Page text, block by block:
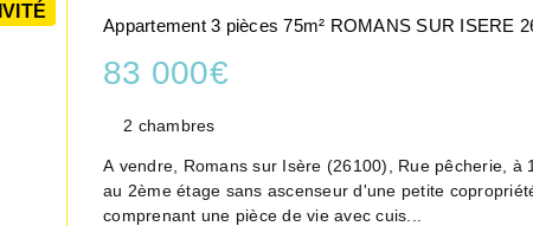
Appartement 3 pièces 75m² ROMANS SUR ISERE
83 000€
2 chambres
A vendre, Romans sur Isère (26100), Rue pêcherie,
au 2ème étage sans ascenseur d'une petite
comprenant une pièce de vie avec cuis...